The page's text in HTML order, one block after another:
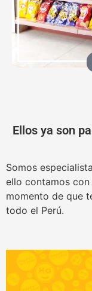
Ellos ya son
Somos
ello contamos
momento de que
todo el Perú.